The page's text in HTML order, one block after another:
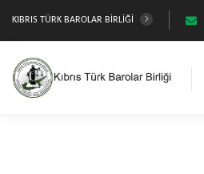
KIBRIS TÜRK BAROLAR BİRLİĞİ